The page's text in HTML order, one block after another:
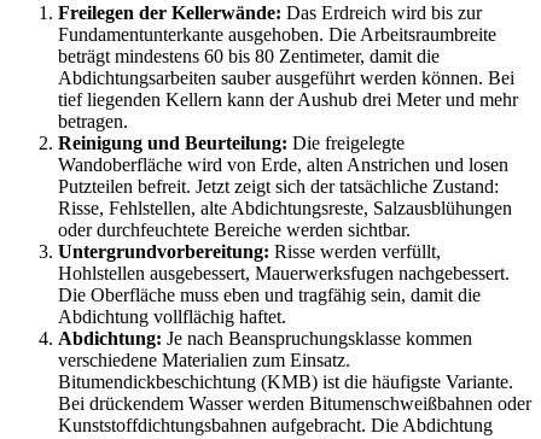
Freilegen der Kellerwände: Das Erdreich wird bis zur
Fundamentunterkante ausgehoben. Die Arbeitsraumbreite
beträgt mindestens 60 bis 80 Zentimeter, damit die
Abdichtungsarbeiten sauber ausgeführt werden können. Bei
tief liegenden Kellern kann der Aushub drei Meter und mehr
betragen.
Reinigung und Beurteilung: Die freigelegte
Wandoberfläche wird von Erde, alten Anstrichen und losen
Putzteilen befreit. Jetzt zeigt sich der tatsächliche Zustand:
Risse, Fehlstellen, alte Abdichtungsreste, Salzausblühungen
oder durchfeuchtete Bereiche werden sichtbar.
Untergrundvorbereitung: Risse werden verfüllt,
Hohlstellen ausgebessert, Mauerwerksfugen nachgebessert.
Die Oberfläche muss eben und tragfähig sein, damit die
Abdichtung vollflächig haftet.
Abdichtung: Je nach Beanspruchungsklasse kommen
verschiedene Materialien zum Einsatz.
Bitumendickbeschichtung (KMB) ist die häufigste Variante.
Bei drückendem Wasser werden Bitumenschweißbahnen oder
Kunststoffdichtungsbahnen aufgebracht. Die Abdichtung